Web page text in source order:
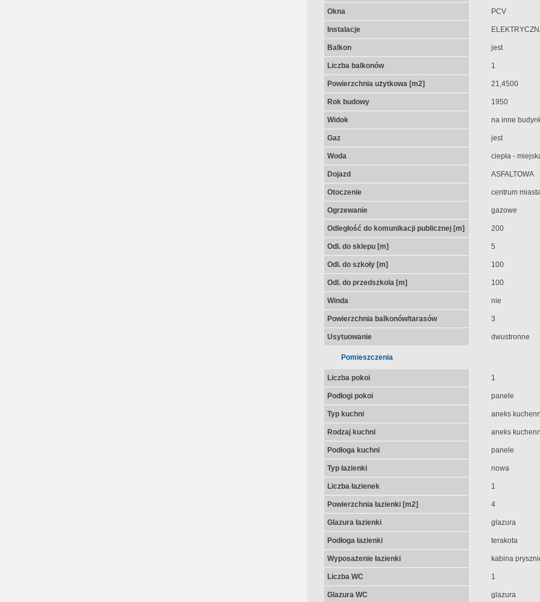
Okna PCV
Instalacje
Balkon jest
Liczba balkonów 1
Powierzchnia użytkowa [m2] 21,4500
Rok budowy 1950
Widok na inne
Gaz jest
Woda ciepła -
Dojazd ASFALTOWA
Otoczenie centrum
Ogrzewanie gazowe
Odległość do komunikacji publicznej [m] 200
Odl. do sklepu [m] 5
Odl. do szkoły [m] 100
Odl. do przedszkola [m] 100
Winda nie
Powierzchnia balkonów/tarasów 3
Usytuowanie dwustronne
Pomieszczenia
Liczba pokoi 1
Podłogi pokoi panele
Typ kuchni aneks
Rodzaj kuchni aneks
Podłoga kuchni panele
Typ łazienki nowa
Liczba łazienek 1
Powierzchnia łazienki [m2] 4
Glazura łazienki glazura
Podłoga łazienki terakota
Wyposażenie łazienki kabina
Liczba WC 1
Glazura WC glazura